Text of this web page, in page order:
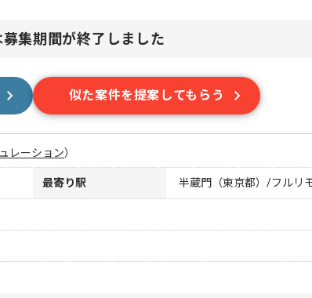
集期間が終了しました
似た案件を提案してもらう
レーション）
最寄り駅 半蔵門（東京都）/フルリ